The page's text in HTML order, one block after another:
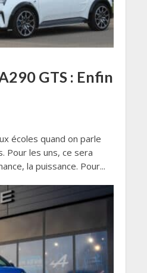
GTS : Enfin
écoles quand on parle
Pour les uns, ce sera
la puissance. Pour...